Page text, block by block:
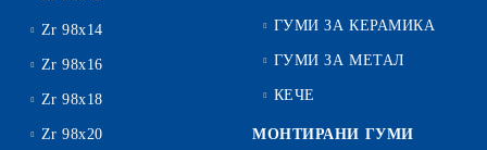
Zr 98x14
Zr 98x16
Zr 98x18
Zr 98x20
ГУМИ ЗА КЕРАМИКА
ГУМИ ЗА МЕТАЛ
КЕЧЕ
МОНТИРАНИ ГУМИ